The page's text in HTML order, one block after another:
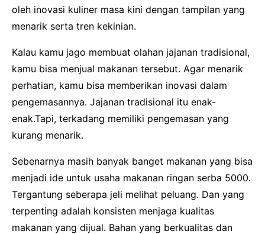
oleh inovasi kuliner masa kini dengan tampilan yang
menarik serta tren kekinian.
Kalau kamu jago membuat olahan jajanan tradisional,
kamu bisa menjual makanan tersebut. Agar menarik
perhatian, kamu bisa memberikan inovasi dalam
pengemasannya. Jajanan tradisional itu enak-
enak.Tapi, terkadang memiliki pengemasan yang
kurang menarik.
Sebenarnya masih banyak banget makanan yang bisa
menjadi ide untuk usaha makanan ringan serba 5000.
Tergantung seberapa jeli melihat peluang. Dan yang
terpenting adalah konsisten menjaga kualitas
makanan yang dijual. Bahan yang berkualitas dan